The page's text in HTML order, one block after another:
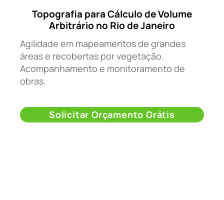
Topografia para Cálculo de Volume
Arbitrário no Rio de Janeiro
Agilidade em mapeamentos de grandes
áreas e recobertas por vegetação.
Acompanhamento e monitoramento de
obras.
Solicitar Orçamento Grátis